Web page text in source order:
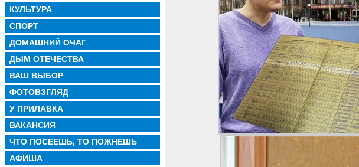
КУЛЬТУРА
СПОРТ
ДОМАШНИЙ ОЧАГ
ДЫМ ОТЕЧЕСТВА
ВАШ ВЫБОР
ФОТОВЗГЛЯД
У ПРИЛАВКА
ВАКАНСИЯ
ЧТО ПОСЕЕШЬ, ТО ПОЖНЕШЬ
АФИША